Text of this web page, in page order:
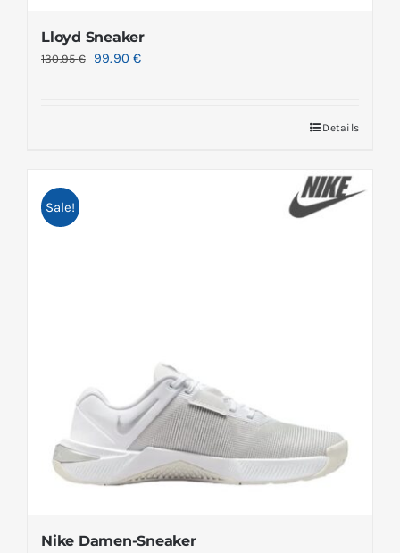
Lloyd Sneaker
130.95€ 99.90€
Details
Sale!
Nike Damen-Sneaker